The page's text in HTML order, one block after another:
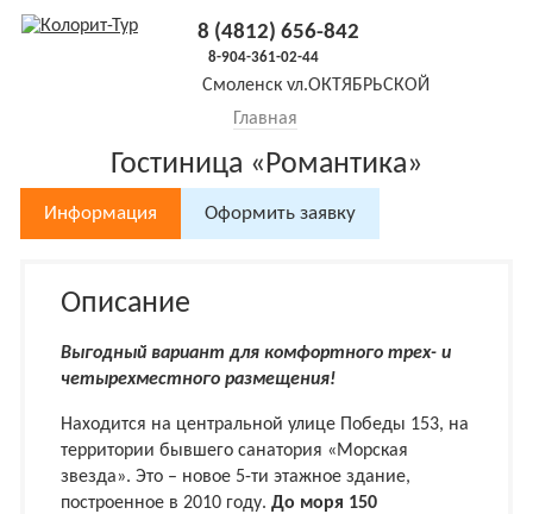
Смоленскул.ОКТЯБРЬСКОЙ
налево)
8 (4812) 656-842
8-904-361-02-44
Главная
Гостиница «Романтика»
Информация Оформить заявку
Описание
Выгодный вариант для комфортного трех- и
четырехместного размещения!
Находится на центральной улице Победы 153, на
территории бывшего санатория «Морская
звезда». Это – новое 5-ти этажное здание,
построенное в 2010 году. До моря 150